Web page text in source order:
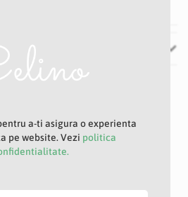
a-ti asigura o experienta
pe website. Vezi politica